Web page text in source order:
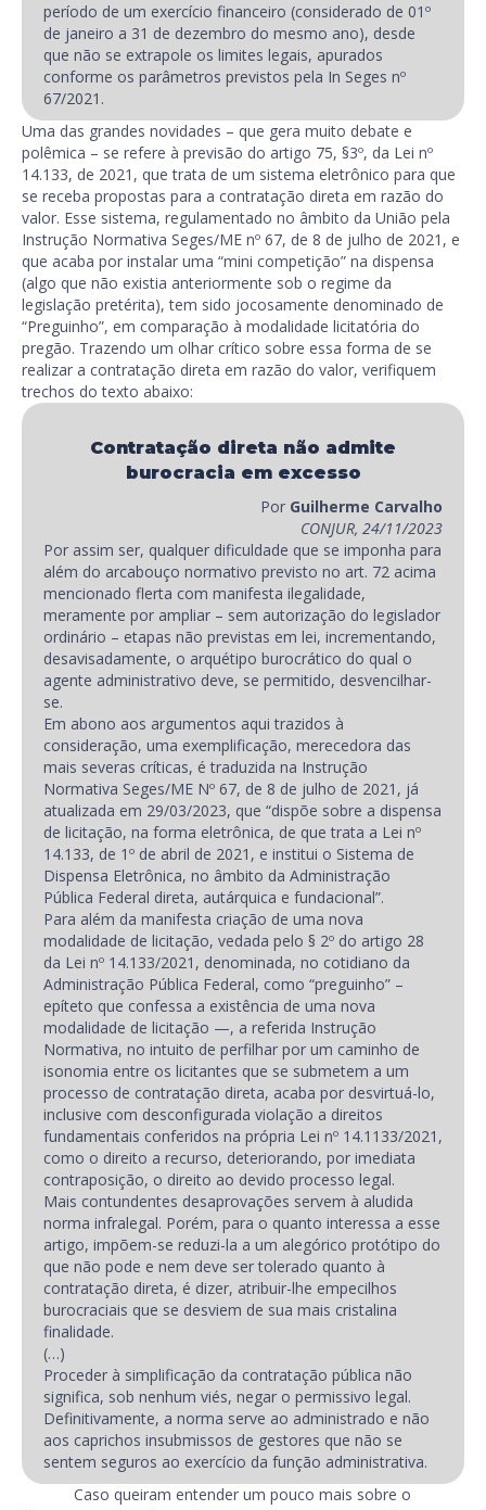
período de um exercício financeiro (considerado de 01º
de janeiro a 31 de dezembro do mesmo ano), desde
que não se extrapole os limites legais, apurados
conforme os parâmetros previstos pela In Seges nº
67/2021.
Uma das grandes novidades – que gera muito debate e
polêmica – se refere à previsão do artigo 75, §3º, da Lei nº
14.133, de 2021, que trata de um sistema eletrônico para que
se receba propostas para a contratação direta em razão do
valor. Esse sistema, regulamentado no âmbito da União pela
Instrução Normativa Seges/ME nº 67, de 8 de julho de 2021, e
que acaba por instalar uma “mini competição” na dispensa
(algo que não existia anteriormente sob o regime da
legislação pretérita), tem sido jocosamente denominado de
“Preguinho”, em comparação à modalidade licitatória do
pregão. Trazendo um olhar crítico sobre essa forma de se
realizar a contratação direta em razão do valor, verifiquem
trechos do texto abaixo:
Contratação direta não admite
burocracia em excesso
Por Guilherme Carvalho
CONJUR, 24/11/2023
Por assim ser, qualquer dificuldade que se imponha para
além do arcabouço normativo previsto no art. 72 acima
mencionado flerta com manifesta ilegalidade,
meramente por ampliar – sem autorização do legislador
ordinário – etapas não previstas em lei, incrementando,
desavisadamente, o arquétipo burocrático do qual o
agente administrativo deve, se permitido, desvencilhar-
se.
Em abono aos argumentos aqui trazidos à
consideração, uma exemplificação, merecedora das
mais severas críticas, é traduzida na Instrução
Normativa Seges/ME Nº 67, de 8 de julho de 2021, já
atualizada em 29/03/2023, que “dispõe sobre a dispensa
de licitação, na forma eletrônica, de que trata a Lei nº
14.133, de 1º de abril de 2021, e institui o Sistema de
Dispensa Eletrônica, no âmbito da Administração
Pública Federal direta, autárquica e fundacional”.
Para além da manifesta criação de uma nova
modalidade de licitação, vedada pelo § 2º do artigo 28
da Lei nº 14.133/2021, denominada, no cotidiano da
Administração Pública Federal, como “preguinho” –
epíteto que confessa a existência de uma nova
modalidade de licitação —, a referida Instrução
Normativa, no intuito de perfilhar por um caminho de
isonomia entre os licitantes que se submetem a um
processo de contratação direta, acaba por desvirtuá-lo,
inclusive com desconfigurada violação a direitos
fundamentais conferidos na própria Lei nº 14.1133/2021,
como o direito a recurso, deteriorando, por imediata
contraposição, o direito ao devido processo legal.
Mais contundentes desaprovações servem à aludida
norma infralegal. Porém, para o quanto interessa a esse
artigo, impõem-se reduzi-la a um alegórico protótipo do
que não pode e nem deve ser tolerado quanto à
contratação direta, é dizer, atribuir-lhe empecilhos
burocraciais que se desviem de sua mais cristalina
finalidade.
(…)
Proceder à simplificação da contratação pública não
significa, sob nenhum viés, negar o permissivo legal.
Definitivamente, a norma serve ao administrado e não
aos caprichos insubmissos de gestores que não se
sentem seguros ao exercício da função administrativa.
Caso queiram entender um pouco mais sobre o